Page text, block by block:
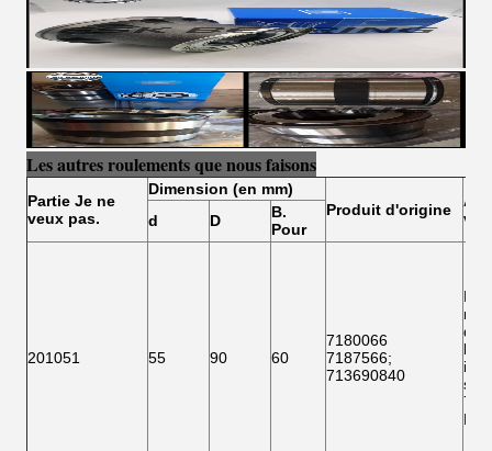
Les autres roulements que nous faisons
Partie Je ne
veux pas.
Dimension (en mm)
Produit d'origine
d D
B.
Pour
201051 55 90 60
7180066
7187566;
713690840
les
F